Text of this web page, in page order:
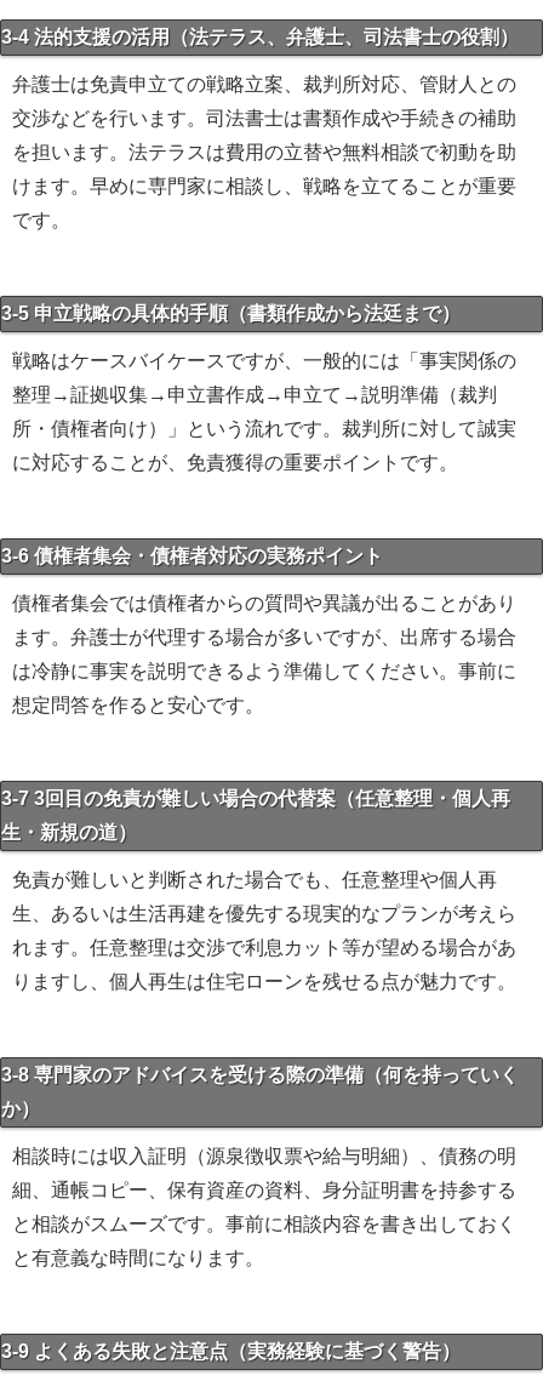
3-4 法的支援の活用（法テラス、弁護士、司法書士の役割）
弁護士は免責申立ての戦略立案、裁判所対応、管財人との
交渉などを行います。司法書士は書類作成や手続きの補助
を担います。法テラスは費用の立替や無料相談で初動を助
けます。早めに専門家に相談し、戦略を立てることが重要
です。
3-5 申立戦略の具体的手順（書類作成から法廷まで）
戦略はケースバイケースですが、一般的には「事実関係の
整理→証拠収集→申立書作成→申立て→説明準備（裁判
所・債権者向け）」という流れです。裁判所に対して誠実
に対応することが、免責獲得の重要ポイントです。
3-6 債権者集会・債権者対応の実務ポイント
債権者集会では債権者からの質問や異議が出ることがあり
ます。弁護士が代理する場合が多いですが、出席する場合
は冷静に事実を説明できるよう準備してください。事前に
想定問答を作ると安心です。
3-7 3回目の免責が難しい場合の代替案（任意整理・個人再
生・新規の道）
免責が難しいと判断された場合でも、任意整理や個人再
生、あるいは生活再建を優先する現実的なプランが考えら
れます。任意整理は交渉で利息カット等が望める場合があ
りますし、個人再生は住宅ローンを残せる点が魅力です。
3-8 専門家のアドバイスを受ける際の準備（何を持っていく
か）
相談時には収入証明（源泉徴収票や給与明細）、債務の明
細、通帳コピー、保有資産の資料、身分証明書を持参する
と相談がスムーズです。事前に相談内容を書き出しておく
と有意義な時間になります。
3-9 よくある失敗と注意点（実務経験に基づく警告）